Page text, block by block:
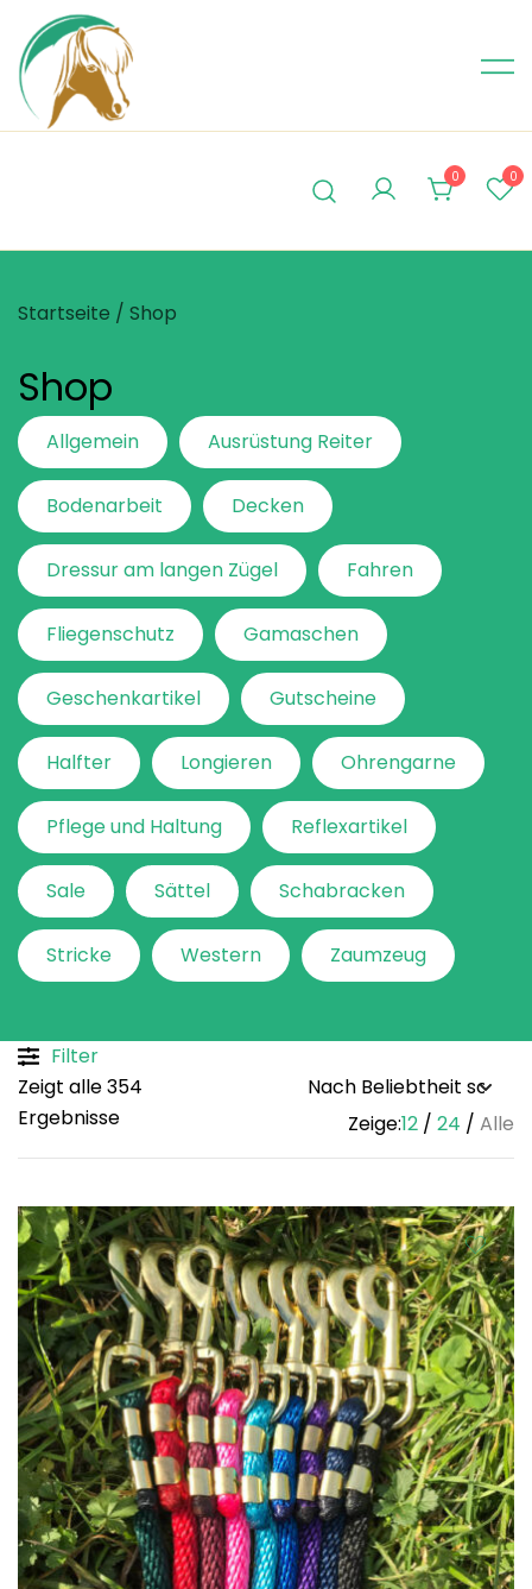
content
0 0
Startseite / Shop
Shop
Allgemein Ausrüstung Reiter
Bodenarbeit Decken
Dressur am langen Zügel Fahren
Fliegenschutz Gamaschen
Geschenkartikel Gutscheine
Halfter Longieren Ohrengarne
Pflege und Haltung Reflexartikel
Sale Sättel Schabracken
Stricke Western Zaumzeug
Filter
Zeigt alle 354
ErgebnisseSorted
Zeige:12 24 Alle